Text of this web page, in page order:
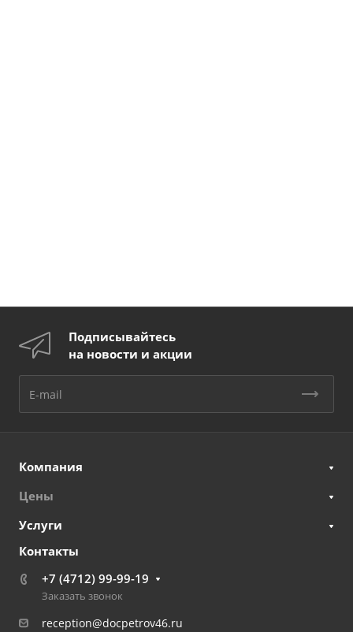
Подписывайтесь
на новости и акции
Компания
Цены
Услуги
Контакты
+7 (4712) 99-99-19
Заказать звонок
reception@docpetrov46.ru